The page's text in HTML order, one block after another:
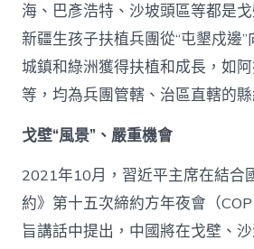
海、巴彥浩特、沙坡頭區等都是
新疆生孩子扶植兵團從“屯墾戍邊”
城鎮和綠洲獲得扶植和成長，如
等，均為兵團管轄、治區直轄的縣
戈壁“風景”、嚴重機會
2021年10月，習近平主席在結合
約》第十五次締約方年夜會（
旨講話中提出，中國將在戈壁、